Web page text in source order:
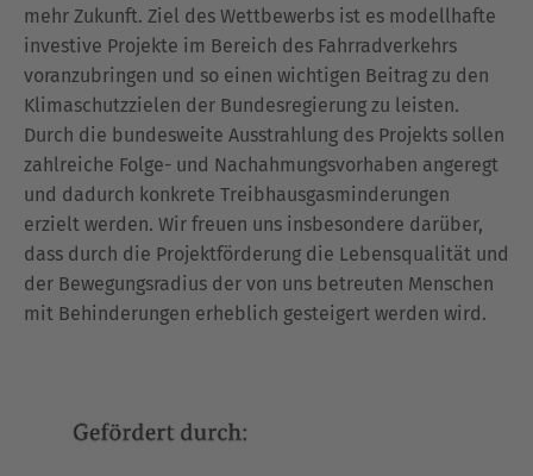
mehr Zukunft. Ziel des Wettbewerbs ist es modellhafte
investive Projekte im Bereich des Fahrradverkehrs
voranzubringen und so einen wichtigen Beitrag zu den
Klimaschutzzielen der Bundesregierung zu leisten.
Durch die bundesweite Ausstrahlung des Projekts sollen
zahlreiche Folge- und Nachahmungsvorhaben angeregt
und dadurch konkrete Treibhausgasminderungen
erzielt werden. Wir freuen uns insbesondere darüber,
dass durch die Projektförderung die Lebensqualität und
der Bewegungsradius der von uns betreuten Menschen
mit Behinderungen erheblich gesteigert werden wird.